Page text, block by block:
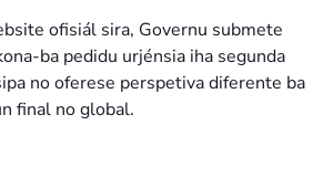
ofisiál sira, Governu submete
ba pedidu urjénsia iha segunda
no oferese perspetiva diferente ba
final no global.